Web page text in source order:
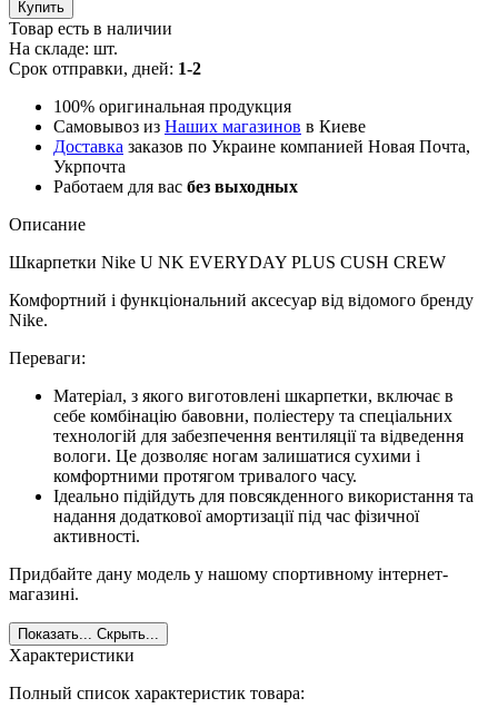
Купить
Товар есть в наличии
На складе: шт.
Срок отправки, дней: 1-2
100% оригинальная продукция
Самовывоз из Наших магазинов в Киеве
Доставка заказов по Украине компанией Новая Почта,
Укрпочта
Работаем для вас без выходных
Описание
Шкарпетки Nike U NK EVERYDAY PLUS CUSH CREW
Комфортний і функціональний аксесуар від відомого бренду
Nike.
Переваги:
Матеріал, з якого виготовлені шкарпетки, включає в
себе комбінацію бавовни, поліестеру та спеціальних
технологій для забезпечення вентиляції та відведення
вологи. Це дозволяє ногам залишатися сухими і
комфортними протягом тривалого часу.
Ідеально підійдуть для повсякденного використання та
надання додаткової амортизації під час фізичної
активності.
Придбайте дану модель у нашому спортивному інтернет-
магазині.
Показать... Скрыть...
Характеристики
Полный список характеристик товара: